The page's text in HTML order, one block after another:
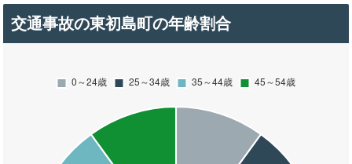
交通事故の東初島町の年齢割合